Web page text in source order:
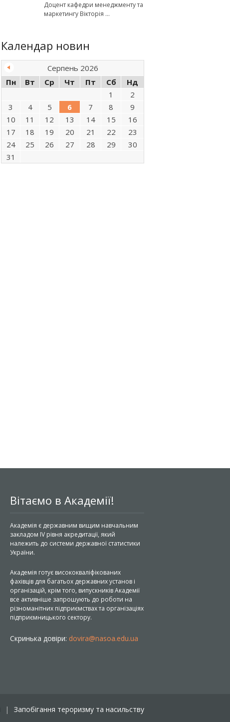
Доцент кафедри менеджменту та
маркетингу Вікторія
Календар новин
Серпень 2026
Пн
Вт Ср Чт Пт Сб
Нд
1
2
3
4 5 6 7 8
9
10
11 12 13 14 15
16
17
18 19 20 21 22
23
24
25 26 27 28 29
30
31
Вітаємо в Академії!
Академія є державним вищим навчальним
закладом IV рівня акредитації, який
належить до системи державної статистики
України.
Академія готує висококваліфікованих
фахівців для багатьох державних установ і
організацій, крім того, випускників Академії
все активніше запрошують до роботи на
різноманітних підприємствах та організаціях
підприємницького сектору.
Скринька довіри: dovira@nasoa.edu.ua
Запобігання тероризму та насильству